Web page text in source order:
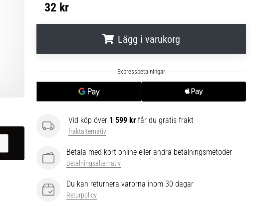
32 kr
Lägg i varukorg
Vid köp över 1 599 kr får du gratis frakt
fraktalternativ
Betala med kort online eller andra betalningsmetoder
Betalningsalternativ
Du kan returnera varorna inom 30 dagar
Returpolicy